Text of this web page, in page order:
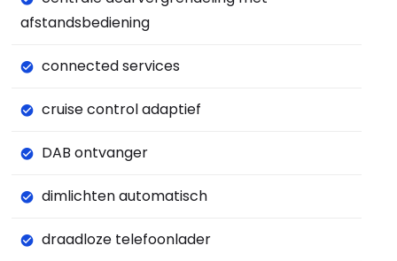
afstandsbediening
connected services
cruise control adaptief
DAB ontvanger
dimlichten automatisch
draadloze telefoonlader